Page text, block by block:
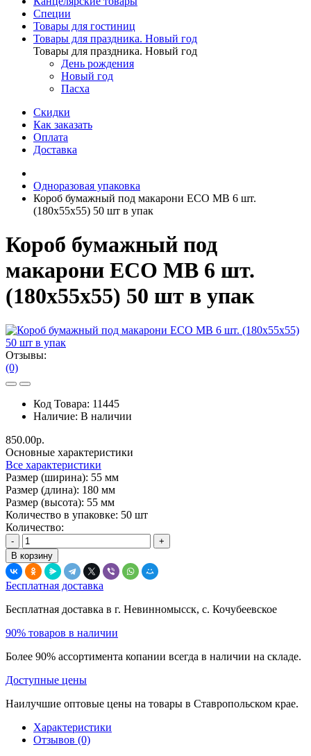
Специи
Товары для гостиниц
Товары для праздника. Новый год
Товары для праздника. Новый год
День рождения
Новый год
Пасха
Скидки
Как заказать
Оплата
Доставка
Одноразовая упаковка
Короб бумажный под макарони ECO MB 6 шт.
(180х55х55) 50 шт в упак
Короб бумажный под
макарони ECO MB 6 шт.
(180х55х55) 50 шт в упак
Отзывы:
(0)
Код Товара: 11445
Наличие: В наличии
850.00р.
Основные характеристики
Все характеристики
Размер (ширина): 55 мм
Размер (длина): 180 мм
Размер (высота): 55 мм
Количество в упаковке: 50 шт
Количество:
-
+
В корзину
Бесплатная доставка
Бесплатная доставка в г. Невинномысск, с. Кочубеевское
90% товаров в наличии
Более 90% ассортимента копании всегда в наличии на складе.
Доступные цены
Наилучшие оптовые цены на товары в Ставропольском крае.
Характеристики
Отзывов (0)